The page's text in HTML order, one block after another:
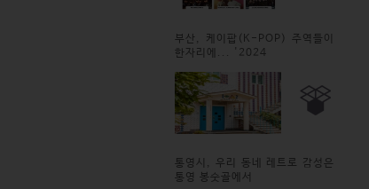
부산, 케이팝(K-POP) 주역들이
한자리에... '2024
통영시, 우리 동네 레트로 감성은
통영 봉숫골에서